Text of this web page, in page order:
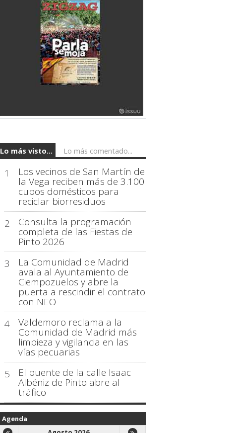
Lo más visto... Lo más comentado...
1 Los vecinos de San Martín de
la Vega reciben más de 3.100
cubos domésticos para
reciclar biorresiduos
2
Consulta la programación
completa de las Fiestas de
Pinto 2026
3
La Comunidad de Madrid
avala al Ayuntamiento de
Ciempozuelos y abre la
puerta a rescindir el contrato
con NEO
4
Valdemoro reclama a la
Comunidad de Madrid más
limpieza y vigilancia en las
vías pecuarias
5
El puente de la calle Isaac
Albéniz de Pinto abre al
tráfico
Agenda